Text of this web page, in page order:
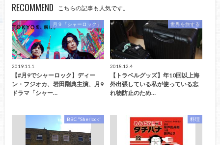
RECOMMEND こちらの記事も人気です。
月９「シャーロック」
2019.11.1
【#月9でシャーロック】ディー
ン・フジオカ、岩田剛典主演、月9
ドラマ「シャー…
世界を旅する
2018.12.4
【トラベルグッズ】年10回以上海
外出張している私が使っている忘
れ物防止のため…
BBC "Sherlock" 料理